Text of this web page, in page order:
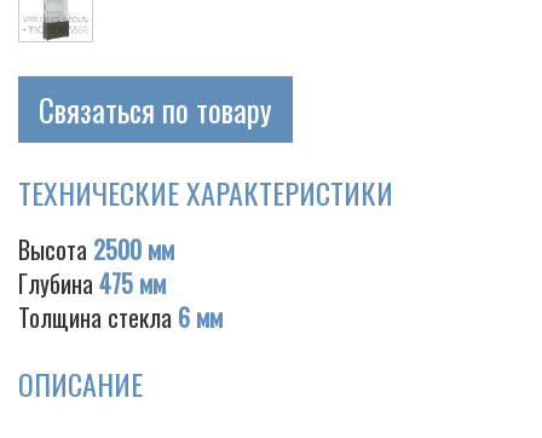
Связаться по товару
ТЕХНИЧЕСКИЕ ХАРАКТЕРИСТИКИ
Высота 2500 мм
Глубина 475 мм
Толщина стекла 6 мм
ОПИСАНИЕ